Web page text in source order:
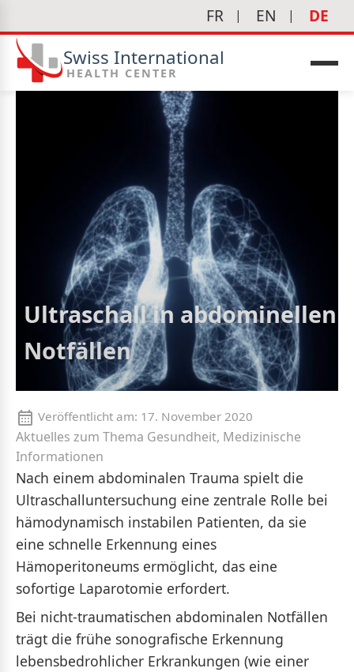
FR EN DE
Swiss International
HEALTH CENTER
Ultraschall in abdominellen
Notfällen
Veröffentlicht am: 17. November 2020
Aktuelles zum Thema Gesundheit, Medizinische
Informationen
Nach einem abdominalen Trauma spielt die
Ultraschalluntersuchung eine zentrale Rolle bei
hämodynamisch instabilen Patienten, da sie
eine schnelle Erkennung eines
Hämoperitoneums ermöglicht, das eine
sofortige Laparotomie erfordert.
Bei nicht-traumatischen abdominalen Notfällen
trägt die frühe sonografische Erkennung
lebensbedrohlicher Erkrankungen (wie einer